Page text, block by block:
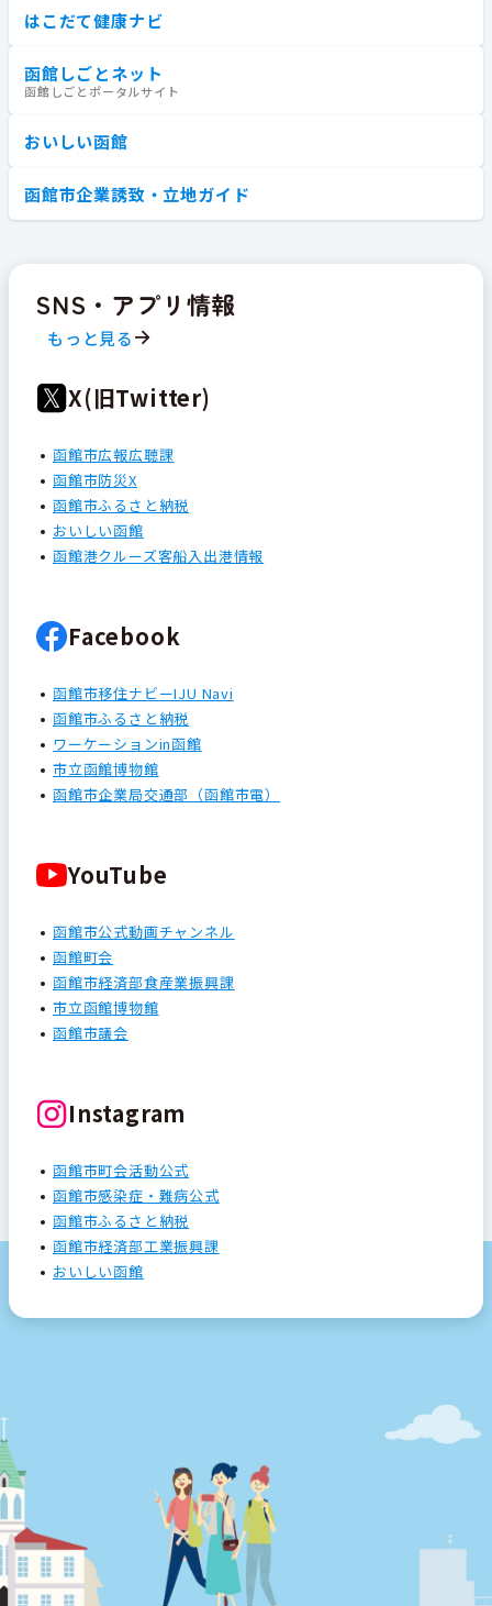
はこだて健康ナビ
函館しごとネット
函館しごとポータルサイト
おいしい函館
函館市企業誘致・立地ガイド
SNS・アプリ情報
もっと見る
X(旧Twitter)
函館市広報広聴課
函館市防災X
函館市ふるさと納税
おいしい函館
函館港クルーズ客船入出港情報
Facebook
函館市移住ナビーIJU Navi
函館市ふるさと納税
ワーケーションin函館
市立函館博物館
函館市企業局交通部（函館市電）
YouTube
函館市公式動画チャンネル
函館町会
函館市経済部食産業振興課
市立函館博物館
函館市議会
Instagram
函館市町会活動公式
函館市感染症・難病公式
函館市ふるさと納税
函館市経済部工業振興課
おいしい函館